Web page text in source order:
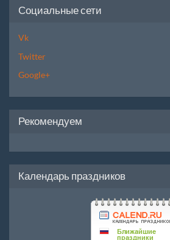
Социальные сети
Vk
Twitter
Google+
Рекомендуем
Календарь праздников